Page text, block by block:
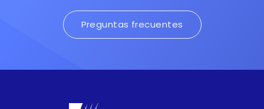
Preguntas frecuentes